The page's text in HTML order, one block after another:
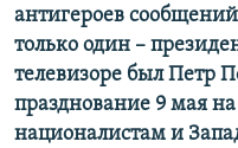
антигероев
только один –
телевизоре был Петр
празднование 9 мая
националистам и